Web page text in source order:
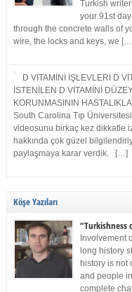
Turkish
your 91st
through the concrete walls of
wire, the locks and keys, we
D VİTAMİNİ İŞLEVLERİ D
İSTENİLEN D VİTAMİNİ
KORUNMASININ
South Carolina Tıp
videosunu birkaç kez dikkatle
hakkında çok güzel
paylaşmaya karar verdik. […]
Köşe Yazıları
“Turkishness
Involvement
long history
history is not
and people
complete